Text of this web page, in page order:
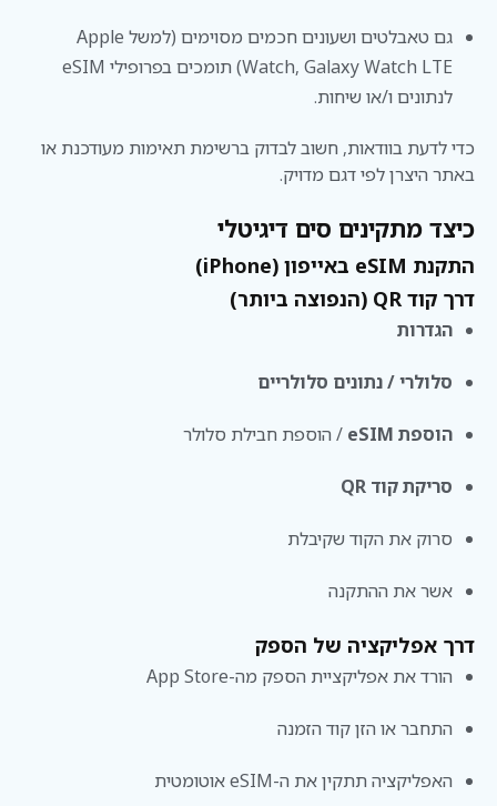
גם טאבלטים ושעונים חכמים מסוימים (למשל Apple
Watch, Galaxy Watch LTE) תומכים בפרופילי eSIM
לנתונים ו/או שיחות.
כדי לדעת בוודאות, חשוב לבדוק ברשימת תאימות מעודכנת או
באתר היצרן לפי דגם מדויק.
כיצד מתקינים סים דיגיטלי
התקנת eSIM באייפון (iPhone)
דרך קוד QR (הנפוצה ביותר)
הגדרות
סלולרי / נתונים סלולריים
הוספת eSIM / הוספת חבילת סלולר
סריקת קוד QR
סרוק את הקוד שקיבלת
אשר את ההתקנה
דרך אפליקציה של הספק
הורד את אפליקציית הספק מה-App Store
התחבר או הזן קוד הזמנה
האפליקציה תתקין את ה-eSIM אוטומטית